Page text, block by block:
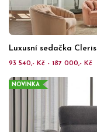
Luxusní sedačka Cleris
93 540,- Kč - 187 000,- Kč
NOVINKA